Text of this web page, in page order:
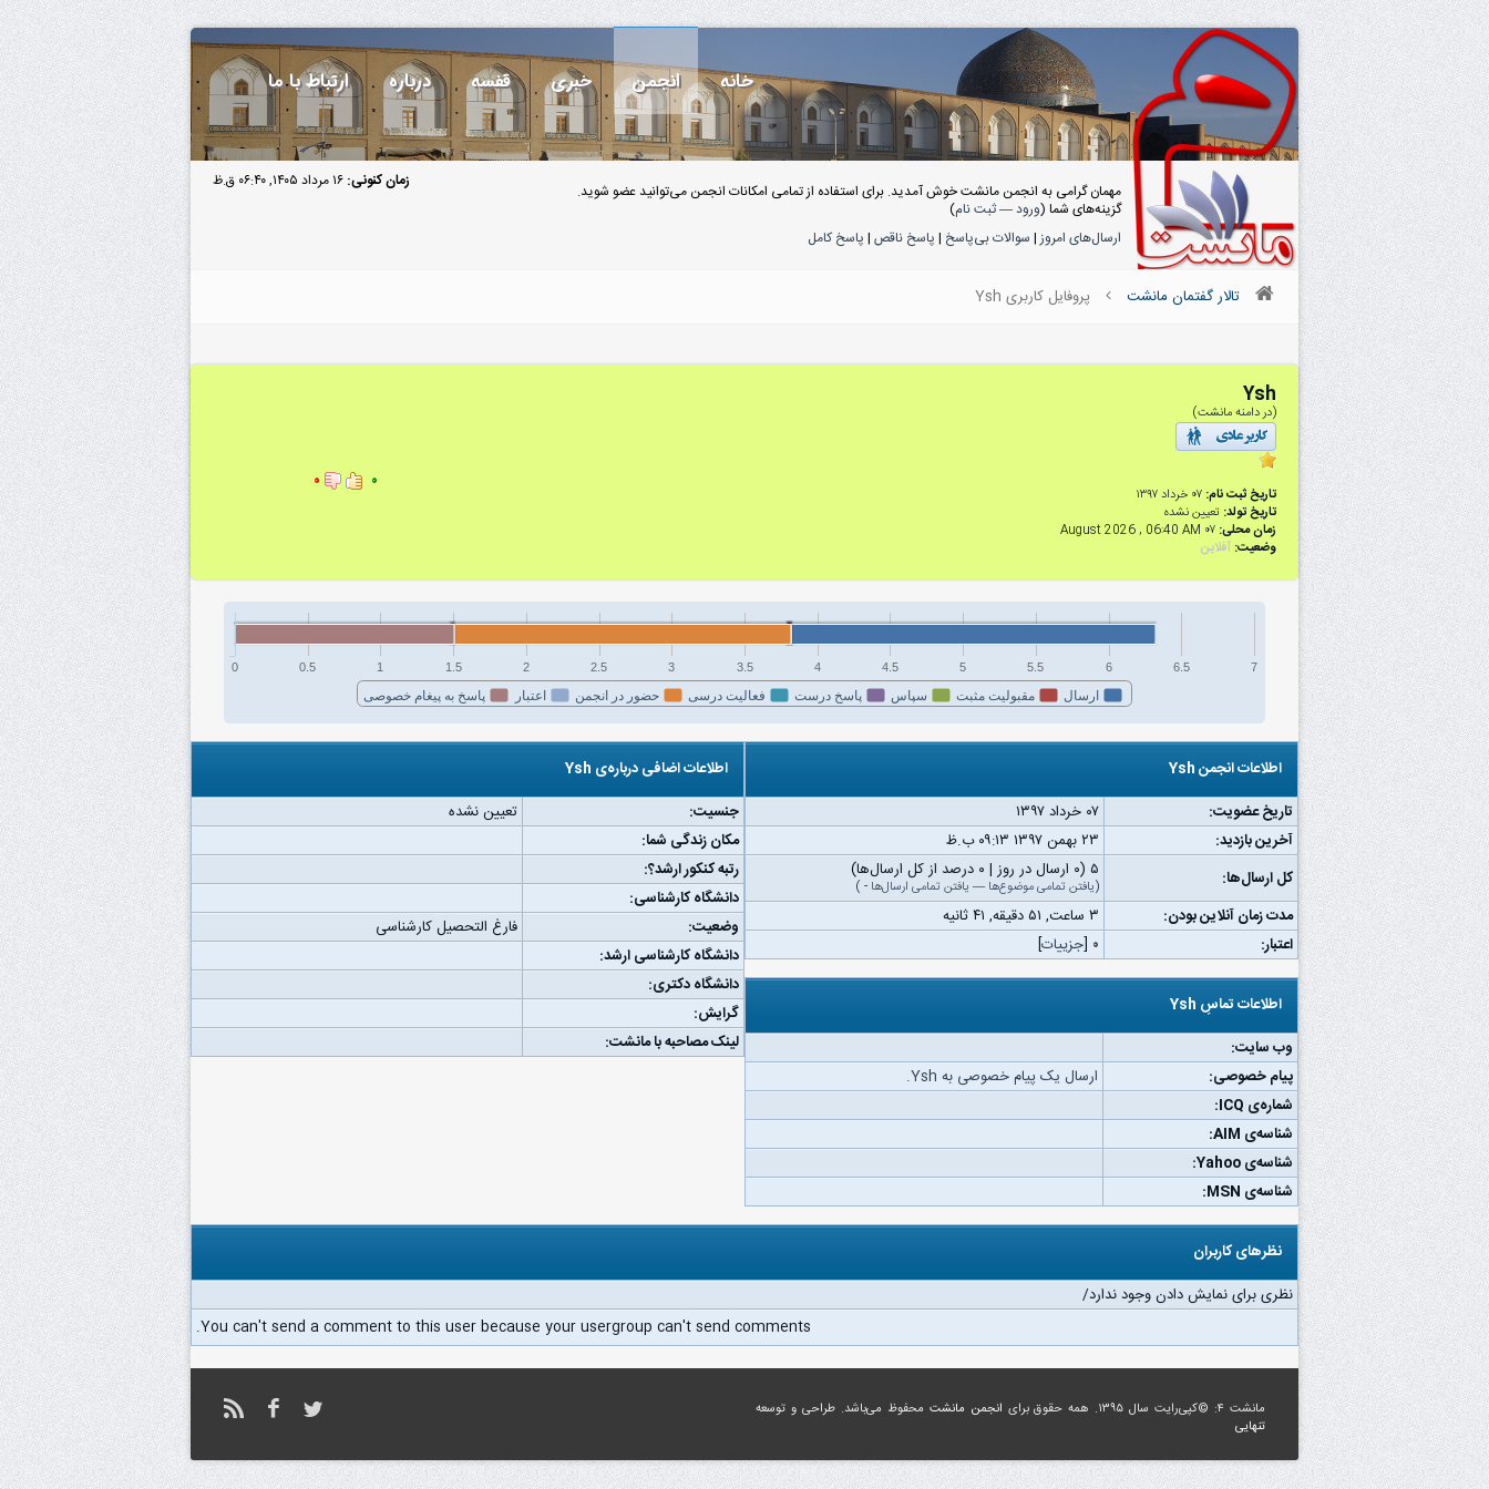
خانه انجمن خبری قفسه درباره ارتباط با ما
زمان کنونی: ۱۶ مرداد ۱۴۰۵, ۰۶:۴۰ ق.ظ
مهمان گرامی به انجمن مانشت خوش آمدید. برای استفاده از تمامی امکانات انجمن می‌توانید عضو شوید.
گزینه‌های شما (ورود—ثبت نام)
ارسال‌های امروز| سوالات بی‌پاسخ | پاسخ ناقص | پاسخ کامل
تالار گفتمان مانشت پروفایل کاربری Ysh
Ysh
(در دامنه مانشت)
تاریخ ثبت نام: ۰۷ خرداد ۱۳۹۷
تاریخ تولد: تعیین نشده
زمان محلی: ۰۷ August 2026 , 06:40 AM
وضعیت: آفلاین
۰ ۰
ارسال مقبولیت مثبت سپاس پاسخ درست فعالیت درسی حضور در انجمن اعتبار پاسخ به پیغام خصوصی
0 0.5 1 1.5 2 2.5 3 3.5 4 4.5 5 5.5 6 6.5 7
اطلاعات انجمن Ysh
تاریخ عضویت:
۰۷ خرداد ۱۳۹۷
آخرین بازدید:
۲۳ بهمن ۱۳۹۷ ۰۹:۱۳ ب.ظ
کل ارسال‌ها:
۵ (۰ ارسال در روز | ۰ درصد از کل ارسال‌ها)
(یافتن تمامی موضوع‌ها — یافتن تمامی ارسال‌ها -
)
مدت زمان آنلاین بودن:
۳ ساعت, ۵۱ دقیقه, ۴۱ ثانیه
اعتبار:
۰ [جزییات]
اطلاعات تماسِ Ysh
وب‌ سایت:
پیام خصوصی:
ارسال یک پیام خصوصی به Ysh.
شماره‌ی ICQ:
شناسه‌ی AIM:
شناسه‌ی Yahoo:
شناسه‌ی MSN:
اطلاعات اضافی درباره‌ی Ysh
جنسیت:
تعیین نشده
مکان زندگی شما:
رتبه کنکور ارشد؟:
دانشگاه کارشناسی:
وضعیت:
فارغ التحصیل کارشناسی
دانشگاه کارشناسی ارشد:
دانشگاه دکتری:
گرایش:
لینک مصاحبه با مانشت:
نظرهای کاربران
نظری برای نمایش دادن وجود ندارد/
You can't send a comment to this user because your usergroup can't send comments.
مانشت ۴: ©کپی‌رایت سال ۱۳۹۵. همه حقوق برای انجمن مانشت محفوظ می‌باشد. طراحی و توسعه
تنهایی